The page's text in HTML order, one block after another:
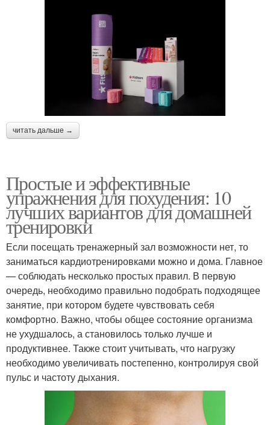
читать дальше →
Простые и эффективные
упражнения для похудения: 10
лучших вариантов для домашней
тренировки
Если посещать тренажерный зал возможности нет, то
заниматься кардиотренировками можно и дома. Главное
— соблюдать несколько простых правил. В первую
очередь, необходимо правильно подобрать подходящее
занятие, при котором будете чувствовать себя
комфортно. Важно, чтобы общее состояние организма
не ухудшалось, а становилось только лучше и
продуктивнее. Также стоит учитывать, что нагрузку
необходимо увеличивать постепенно, контролируя свой
пульс и частоту дыхания.